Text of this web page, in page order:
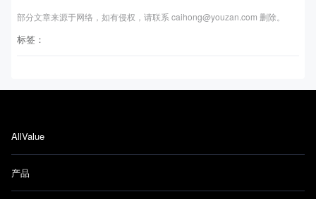
部分文章来源于网络，如有侵权，请联系 caihong@youzan.com 删除。
标签：
AllValue
产品